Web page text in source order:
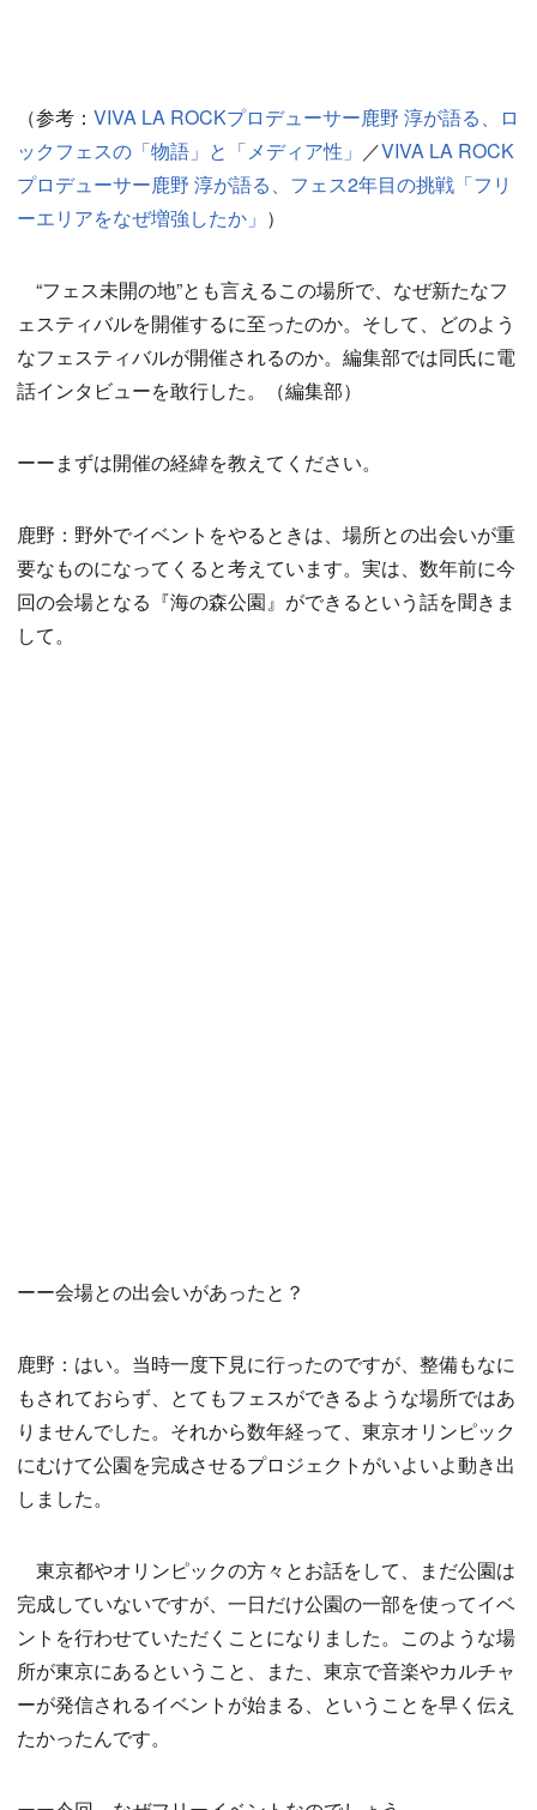
（参考： VIVA LA ROCKプロデューサー鹿野 淳が語る、ロ
ックフェスの「物語」と「メディア性」 ／VIVA LA ROCK
プロデューサー鹿野 淳が語る、フェス2年目の挑戦「フリ
ーエリアをなぜ増強したか」 ）
“フェス未開の地”とも言えるこの場所で、なぜ新たなフ
ェスティバルを開催するに至ったのか。そして、どのよう
なフェスティバルが開催されるのか。編集部では同氏に電
話インタビューを敢行した。（編集部）
ーーまずは開催の経緯を教えてください。
鹿野：野外でイベントをやるときは、場所との出会いが重
要なものになってくると考えています。実は、数年前に今
回の会場となる『海の森公園』ができるという話を聞きま
して。
ーー会場との出会いがあったと？
鹿野：はい。当時一度下見に行ったのですが、整備もなに
もされておらず、とてもフェスができるような場所ではあ
りませんでした。それから数年経って、東京オリンピック
にむけて公園を完成させるプロジェクトがいよいよ動き出
しました。
東京都やオリンピックの方々とお話をして、まだ公園は
完成していないですが、一日だけ公園の一部を使ってイベ
ントを行わせていただくことになりました。このような場
所が東京にあるということ、また、東京で音楽やカルチャ
ーが発信されるイベントが始まる、ということを早く伝え
たかったんです。